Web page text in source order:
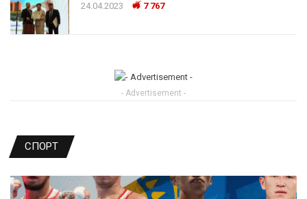
24.04.2023 7 767
- Advertisement -
СПОРТ